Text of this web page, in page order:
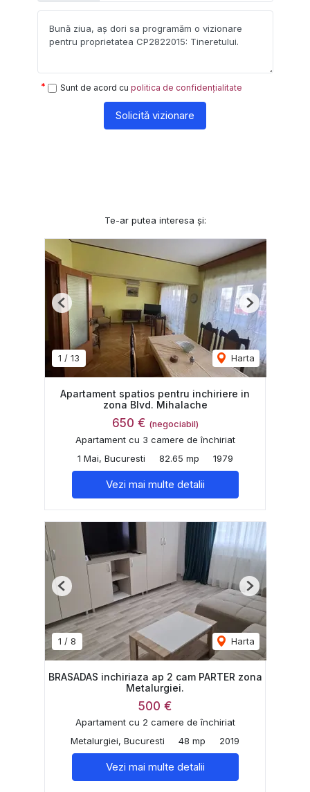
Sunt de acord cu politica de confidențialitate
Solicită vizionare
Te-ar putea interesa și:
1 / 13 Harta
Previous Next
Apartament spatios pentru inchiriere in
zona Blvd. Mihalache
650 € (negociabil)
Apartament cu 3 camere de închiriat
1 Mai, Bucuresti
82.65 mp 1979
Vezi mai multe detalii
1 / 8 Harta
Previous Next
BRASADAS inchiriaza ap 2 cam PARTER zona
Metalurgiei.
500 €
Apartament cu 2 camere de închiriat
Metalurgiei, Bucuresti
48 mp 2019
Vezi mai multe detalii